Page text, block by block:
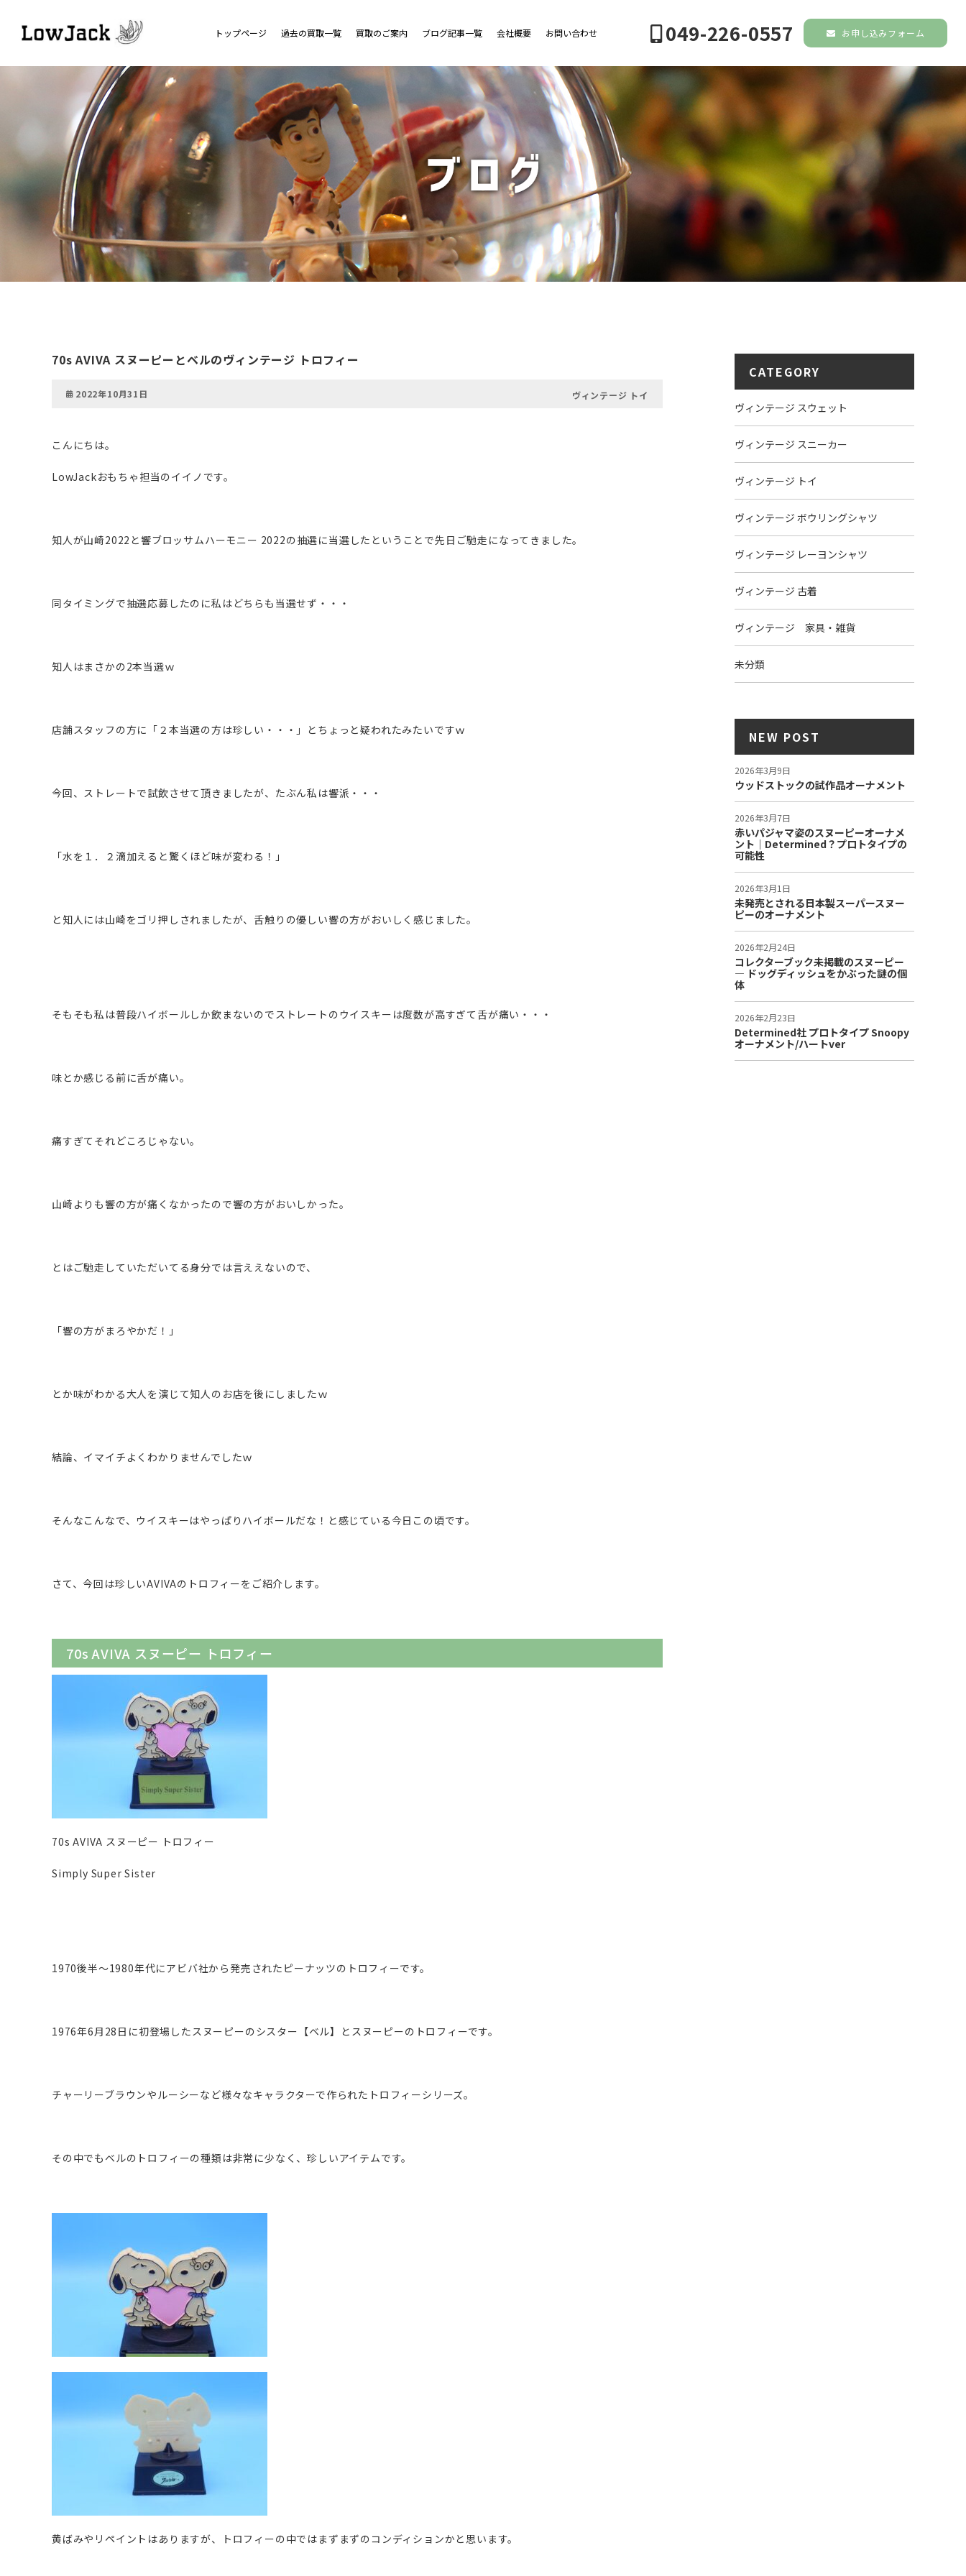
トップページ 過去の買取一覧 買取のご案内 ブログ記事一覧 会社概要 お問い合わせ 049-226-0557 お申し込みフォーム
70s AVIVA スヌーピーとベルのヴィンテージ トロフィー
2022年10月31日 ヴィンテージ トイ
こんにちは。
LowJackおもちゃ担当のイイノです。
知人が山崎2022と響ブロッサムハーモニー 2022の抽選に当選したということで先日ご馳走になってきました。
同タイミングで抽選応募したのに私はどちらも当選せず・・・
知人はまさかの2本当選ｗ
店舗スタッフの方に「２本当選の方は珍しい・・・」とちょっと疑われたみたいですｗ
今回、ストレートで試飲させて頂きましたが、たぶん私は響派・・・
「水を１．２滴加えると驚くほど味が変わる！」
と知人には山崎をゴリ押しされましたが、舌触りの優しい響の方がおいしく感じました。
そもそも私は普段ハイボールしか飲まないのでストレートのウイスキーは度数が高すぎて舌が痛い・・・
味とか感じる前に舌が痛い。
痛すぎてそれどころじゃない。
山崎よりも響の方が痛くなかったので響の方がおいしかった。
とはご馳走していただいてる身分では言ええないので、
「響の方がまろやかだ！」
とか味がわかる大人を演じて知人のお店を後にしましたｗ
結論、イマイチよくわかりませんでしたｗ
そんなこんなで、ウイスキーはやっぱりハイボールだな！と感じている今日この頃です。
さて、今回は珍しいAVIVAのトロフィーをご紹介します。
70s AVIVA スヌーピー トロフィー
70s AVIVA スヌーピー トロフィー
Simply Super Sister
1970後半～1980年代にアビバ社から発売されたピーナッツのトロフィーです。
1976年6月28日に初登場したスヌーピーのシスター【ベル】とスヌーピーのトロフィーです。
チャーリーブラウンやルーシーなど様々なキャラクターで作られたトロフィーシリーズ。
その中でもベルのトロフィーの種類は非常に少なく、珍しいアイテムです。
黄ばみやリペイントはありますが、トロフィーの中ではまずまずのコンディションかと思います。
CATEGORY
ヴィンテージ スウェット
ヴィンテージ スニーカー
ヴィンテージ トイ
ヴィンテージ ボウリングシャツ
ヴィンテージ レーヨンシャツ
ヴィンテージ 古着
ヴィンテージ 家具・雑貨
未分類
NEW POST
2026年3月9日
ウッドストックの試作品オーナメント
2026年3月7日
赤いパジャマ姿のスヌーピーオーナメ
ント｜Determined？プロトタイプの
可能性
2026年3月1日
未発売とされる日本製スーパースヌー
ピーのオーナメント
2026年2月24日
コレクターブック未掲載のスヌーピー
― ドッグディッシュをかぶった謎の個
体
2026年2月23日
Determined社 プロトタイプ Snoopy
オーナメント/ハートver